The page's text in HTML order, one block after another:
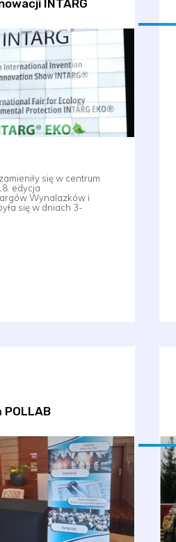
INTARG
się w centrum
edycja
Wynalazków i
się w dniach 3-
POLLAB